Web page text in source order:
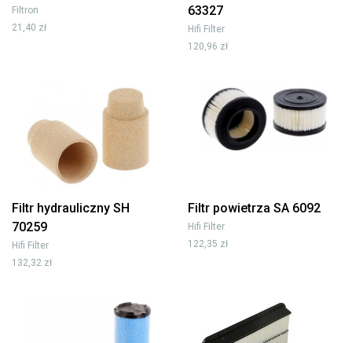
Filtron
21,40 zł
63327
Hifi Filter
120,96 zł
Filtr hydrauliczny SH
70259
Hifi Filter
132,32 zł
Filtr powietrza SA 6092
Hifi Filter
122,35 zł